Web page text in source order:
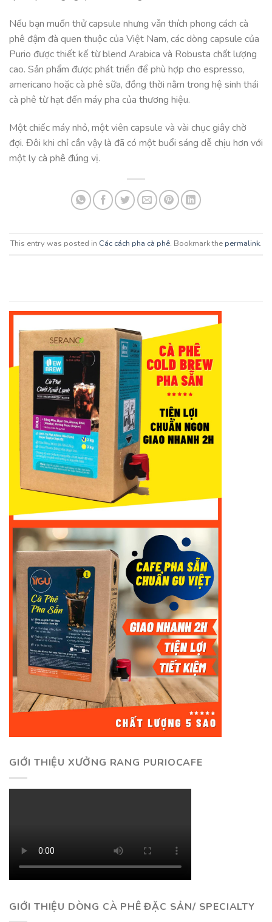
Nếu bạn muốn thử capsule nhưng vẫn thích phong cách cà
phê đậm đà quen thuộc của Việt Nam, các dòng capsule của
Purio được thiết kế từ blend Arabica và Robusta chất lượng
cao. Sản phẩm được phát triển để phù hợp cho espresso,
americano hoặc cà phê sữa, đồng thời nằm trong hệ sinh thái
cà phê từ hạt đến máy pha của thương hiệu.
Một chiếc máy nhỏ, một viên capsule và vài chục giây chờ
đợi. Đôi khi chỉ cần vậy là đã có một buổi sáng dễ chịu hơn với
một ly cà phê đúng vị.
This entry was posted in Các cách pha cà phê. Bookmark the permalink.
GIỚI THIỆU XƯỞNG RANG PURIOCAFE
GIỚI THIỆU DÒNG CÀ PHÊ ĐẶC SẢN/ SPECIALTY